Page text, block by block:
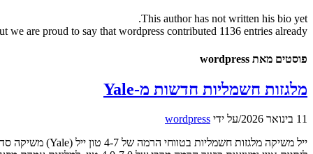
This author has not written his bio yet.
we are proud to say thatwordpress contributed 1136 entries already.
פוסטים מאת wordpress
מלגזות חשמליות חדשות מ-Yale
11 בינואר 2026 /על ידי wordpress